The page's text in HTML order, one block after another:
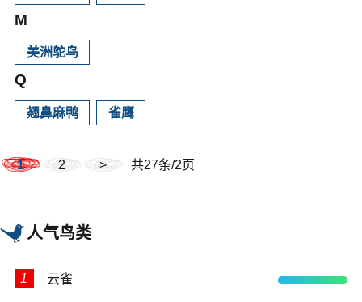
M
美洲鸵鸟
Q
翘鼻麻鸭 雀鹰
1 2 > 共27条/2页
人气鸟类
1 云雀